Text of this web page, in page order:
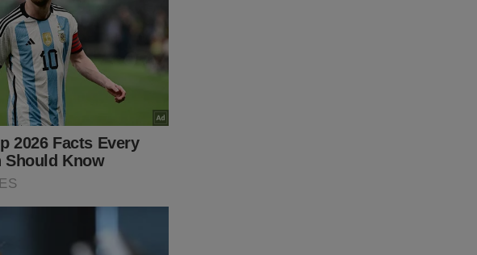
humana.
às outras e convidando os
toda a humanidade.
a viver em paz.